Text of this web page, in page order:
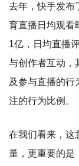
去年，快手发布
育直播日均观看
1亿，日均直播
与创作者互动，
及参与直播的行
注的行为比例。
在我们看来，这
量，更重要的是